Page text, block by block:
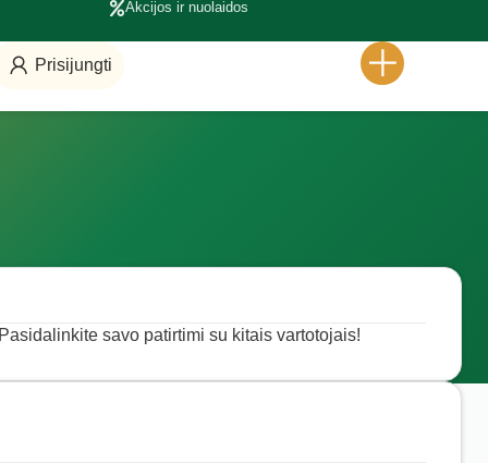
Akcijos ir nuolaidos
Prisijungti
savo patirtimi su kitais vartotojais!